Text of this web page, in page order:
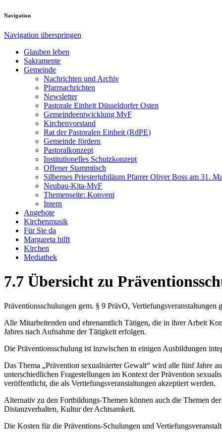
Navigation
Navigation überspringen
Glauben leben
Sakramente
Gemeinde
Nachrichten und Archiv
Pfarrnachrichten
Newsletter
Pastorale Einheit Düsseldorfer Osten
Gemeindeentwicklung MvF
Kirchenvorstand
Rat der Pastoralen Einheit (RdPE)
Gemeinde fördern
Pastoralkonzept
Institutionelles Schutzkonzept
Offener Stammtisch
Silbernes Priesterjubiläum Pfarrer Oliver Boss am 31.
Neubau-Kita-MvF
Themenseite: Konvent
Intern
Angebote
Kirchenmusik
Für Sie da
Margareta hilft
Kirchen
Mediathek
7.7 Übersicht zu
Präventionsschulungen gem. § 9 PrävO,
Alle Mitarbeitenden und ehrenamtlich Tätigen, die in ihrer Arbeit
Jahres nach Aufnahme der Tätigkeit erfolgen.
Die Präventionsschulung ist inzwischen in einigen Ausbildungen
Das Thema „Prävention sexualisierter Gewalt“ wird alle fünf Jahre
unterschiedlichen Fragestellungen im Kontext der Prävention
veröffentlicht, die als Vertiefungsveranstaltungen akzeptiert werden.
Alternativ zu den Fortbildungs-Themen können auch die Themen
Distanzverhalten, Kultur der Achtsamkeit.
Die Kosten für die Präventions-Schulungen und